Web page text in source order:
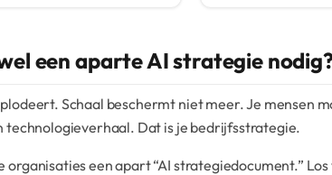
een aparte AI strategie
Schaal beschermt niet meer. Je mensen
technologieverhaal. Dat is je bedrijfsstrategie.
organisaties een apart “AI strategiedocument.”